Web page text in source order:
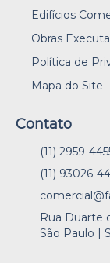
Edifícios
Obras
Política de
Mapa do Site
Contato
(11) 2959-
(11) 93026-
Rua Duarte
São Paulo |